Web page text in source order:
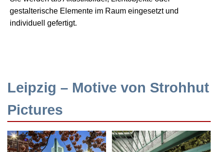
gestalterische Elemente im Raum eingesetzt und
individuell gefertigt.
Leipzig – Motive von Strohhut
Pictures